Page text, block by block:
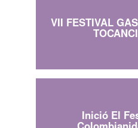
VII FESTIVAL
Inició El